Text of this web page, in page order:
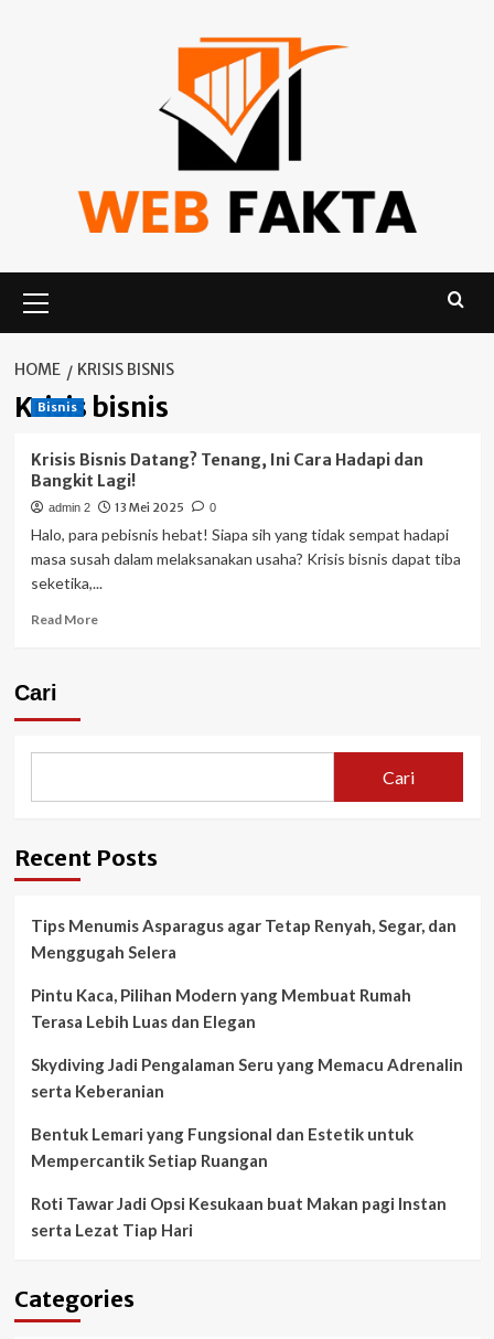
Menu
HOME KRISIS BISNIS
Krisis bisnis
Bisnis
Krisis Bisnis Datang? Tenang, Ini Cara Hadapi dan
Bangkit Lagi!
admin 2 13 Mei 2025 0
Halo, para pebisnis hebat! Siapa sih yang tidak sempat hadapi
masa susah dalam melaksanakan usaha? Krisis bisnis dapat tiba
seketika,...
Read MoreRead
Hadapi
Bangkit
Lagi!
Cari
Cari
Recent Posts
Tips Menumis Asparagus agar Tetap Renyah, Segar, dan
Menggugah Selera
Pintu Kaca, Pilihan Modern yang Membuat Rumah
Terasa Lebih Luas dan Elegan
Skydiving Jadi Pengalaman Seru yang Memacu Adrenalin
serta Keberanian
Bentuk Lemari yang Fungsional dan Estetik untuk
Mempercantik Setiap Ruangan
Roti Tawar Jadi Opsi Kesukaan buat Makan pagi Instan
serta Lezat Tiap Hari
Categories